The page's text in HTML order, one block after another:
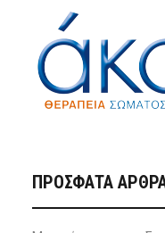
ΠΡΌΣΦΑΤΑ